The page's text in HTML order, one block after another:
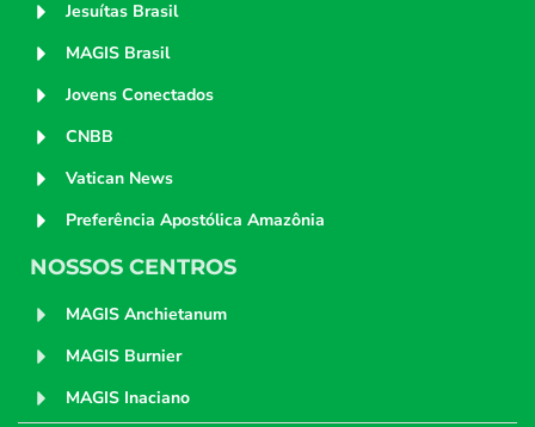
Jesuítas Brasil
MAGIS Brasil
Jovens Conectados
CNBB
Vatican News
Preferência Apostólica Amazônia
NOSSOS CENTROS
MAGIS Anchietanum
MAGIS Burnier
MAGIS Inaciano